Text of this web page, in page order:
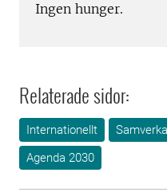
Ingen hunger.
Relaterade sidor:
Internationellt
Agenda 2030